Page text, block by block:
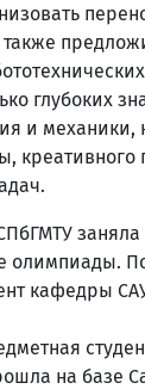
также
глубоких
и механики,
заняла
олимпиады.
кафедры
на базе